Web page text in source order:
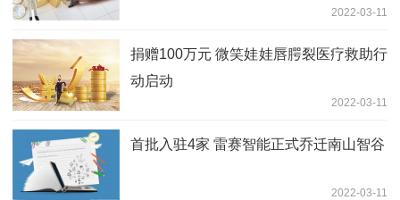
2022-03-11
捐赠100万元 微笑娃娃唇腭裂医疗救助行
动启动
2022-03-11
首批入驻4家 雷赛智能正式乔迁南山智谷
2022-03-11